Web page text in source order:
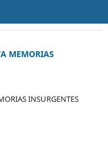
MEMORIAS
INSURGENTES